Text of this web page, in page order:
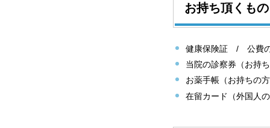
お持ち頂くもの
健康保険証 / 公費の
当院の診察券（お持
お薬手帳（お持ちの
在留カード（外国人